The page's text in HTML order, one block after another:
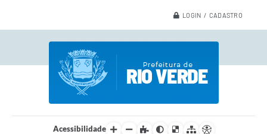
LOGIN / CADASTRO
Acessibilidade